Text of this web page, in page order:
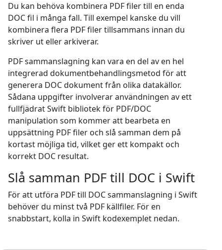
Du kan behöva kombinera PDF filer till en enda
DOC fil i många fall. Till exempel kanske du vill
kombinera flera PDF filer tillsammans innan du
skriver ut eller arkiverar.
PDF sammanslagning kan vara en del av en hel
integrerad dokumentbehandlingsmetod för att
generera DOC dokument från olika datakällor.
Sådana uppgifter involverar användningen av ett
fullfjädrat Swift bibliotek för PDF/DOC
manipulation som kommer att bearbeta en
uppsättning PDF filer och slå samman dem på
kortast möjliga tid, vilket ger ett kompakt och
korrekt DOC resultat.
Slå samman PDF till DOC i Swift
För att utföra PDF till DOC sammanslagning i Swift
behöver du minst två PDF källfiler. För en
snabbstart, kolla in Swift kodexemplet nedan.